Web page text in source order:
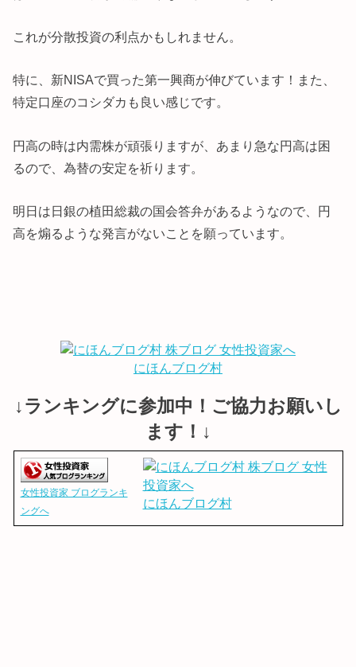
これが分散投資の利点かもしれません。
特に、新NISAで買った第一興商が伸びています！また、
特定口座のコシダカも良い感じです。
円高の時は内需株が頑張りますが、あまり急な円高は困
るので、為替の安定を祈ります。
明日は日銀の植田総裁の国会答弁があるようなので、円
高を煽るような発言がないことを願っています。
にほんブログ村
↓ランキングに参加中！ご協力お願いし
ます！↓
女性投資家 ブログランキ
ングへ
にほんブログ村